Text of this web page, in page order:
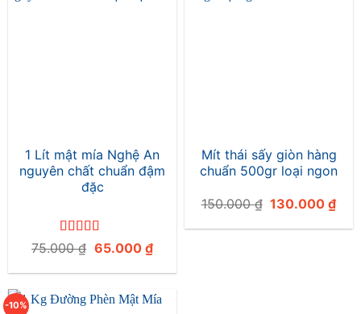
1 Lít mật mía Nghệ An
nguyên chất chuẩn đậm
đặc
Được xếp
hạng
75.000₫ Giá
là:
65.000 ₫Giá
hiện
tại
65.000 ₫.
Mít thái sấy giòn hàng
chuẩn 500gr loại ngon
150.000₫ Giá
là:
130.000₫Giá
tại
-10%